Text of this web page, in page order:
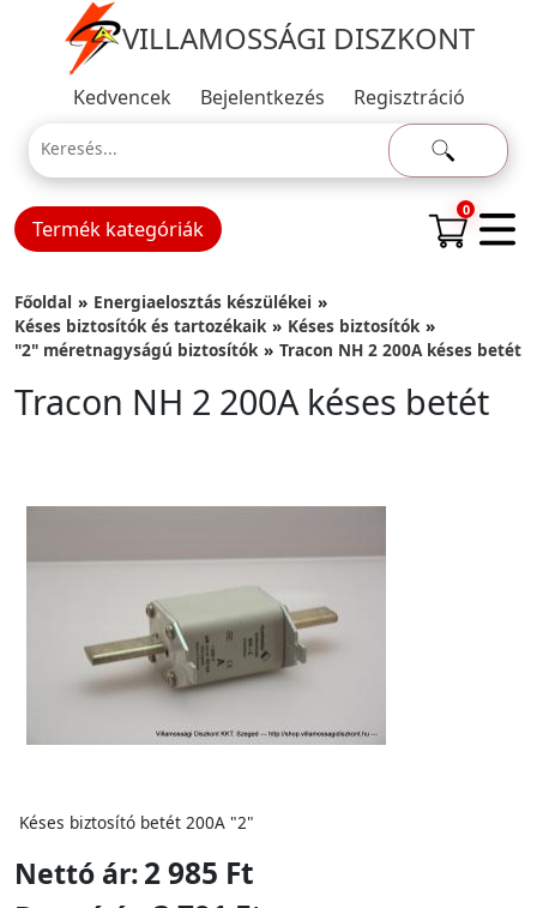
VILLAMOSSÁGI DISZKONT
Kedvencek Bejelentkezés Regisztráció
Termék kategóriák
0
Főoldal
Energiaelosztás készülékei
Késes biztosítók és tartozékaik
Késes biztosítók
"2" méretnagyságú biztosítók
Tracon NH 2 200A késes betét
Tracon NH 2 200A késes betét
Késes biztosító betét 200A "2"
Nettó ár:2 985 Ft